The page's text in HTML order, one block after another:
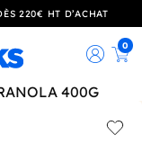
220€ HT D’ACHAT
0